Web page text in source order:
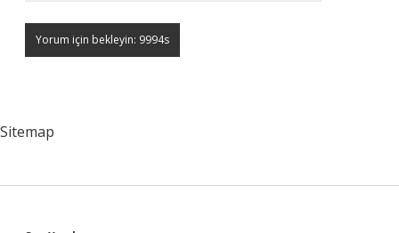
Sitemap